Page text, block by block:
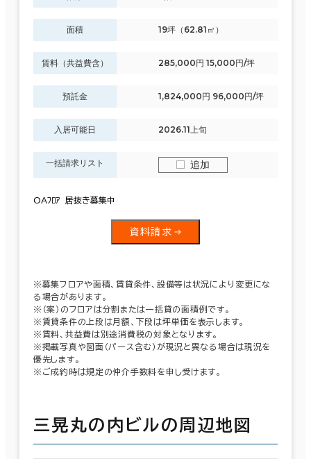
面積 19坪（62.81㎡）
賃料（共益費含） 285,000円 15,000円/坪
預託金 1,824,000円 96,000円/坪
入居可能日 2026.11上旬
一括請求リスト 追加
OAﾌﾛｱ 居抜き募集中
資料請求
※募集フロアや面積、賃貸条件、設備等は状況により変更にな
る場合があります。
※（案）のフロアは分割または一括貸の面積例です。
※賃貸条件の上段は月額、下段は坪単価を表示します。
※賃料、共益費は別途消費税の対象となります。
※掲載写真や図面（パース含む）が現況と異なる場合は現況を
優先します。
※ご成約時は規定の仲介手数料を申し受けます。
三晃丸の内ビルの周辺地図